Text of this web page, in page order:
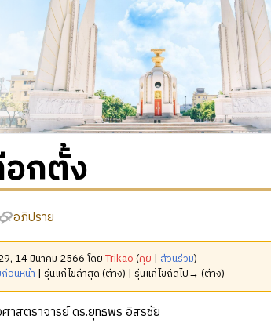
กตั้ง
อภิปราย
14 มีนาคม 2566 โดยTrikao (คุย | ส่วนร่วม)
อนหน้า | รุ่นแก้ไขล่าสุด (ต่าง) | รุ่นแก้ไขถัดไป→ (ต่าง)
าสตราจารย์ ดร.ยุทธพร อิสรชัย